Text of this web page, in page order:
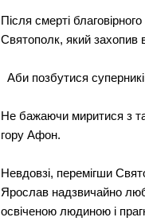
Після смерті
Святополк, який захопив
Аби позбутися
Не бажаючи миритися з
гору Афон.
Невдовзі, перемігши
Ярослав надзвичайно
освіченою людиною і